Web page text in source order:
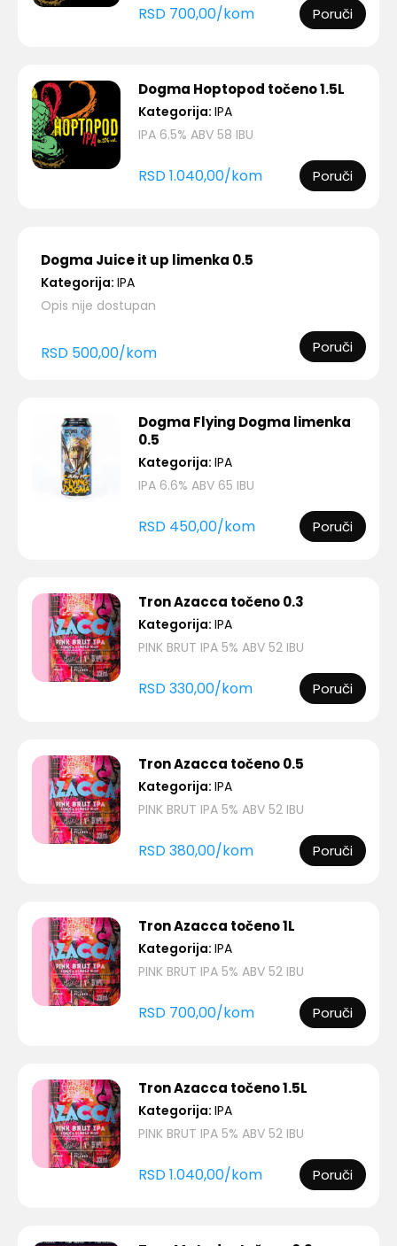
RSD 700,00/kom Poruči
Dogma Hoptopod točeno 1.5L
Kategorija: IPA
IPA 6.5% ABV 58 IBU
RSD1.040,00/kom Poruči
Dogma Juice it up limenka 0.5
Kategorija: IPA
Opis nije dostupan
RSD 500,00/kom Poruči
Dogma Flying Dogma limenka
0.5
Kategorija: IPA
IPA 6.6% ABV 65 IBU
RSD 450,00/kom Poruči
Tron Azacca točeno 0.3
Kategorija: IPA
PINK BRUT IPA 5% ABV 52 IBU
RSD330,00/kom Poruči
Tron Azacca točeno 0.5
Kategorija: IPA
PINK BRUT IPA 5% ABV 52 IBU
RSD380,00/kom Poruči
Tron Azacca točeno 1L
Kategorija: IPA
PINK BRUT IPA 5% ABV 52 IBU
RSD 700,00/kom Poruči
Tron Azacca točeno 1.5L
Kategorija: IPA
PINK BRUT IPA 5% ABV 52 IBU
RSD1.040,00/kom Poruči